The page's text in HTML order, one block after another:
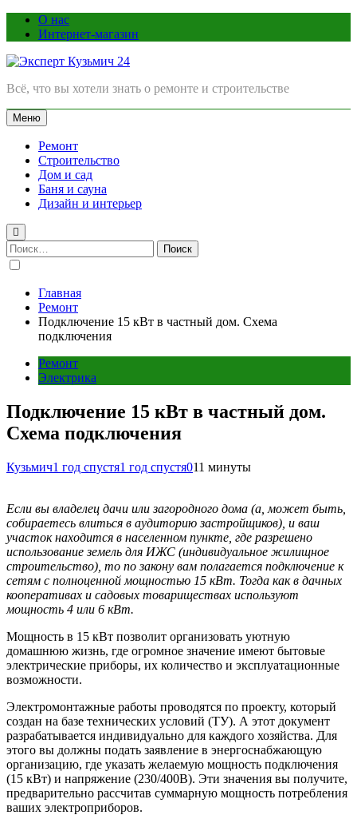
ПерейтиО нас
Интернет-магазин
Эксперт Кузьмич 24
Всё, что вы хотели знать о ремонте и строительстве
Меню
Ремонт
Строительство
Дом и сад
Баня и сауна
Дизайн и интерьер
Найти:
Главная
Ремонт
Подключение 15 кВт в частный дом. Схема
подключения
Ремонт
Электрика
Подключение 15 кВт в частный дом.
Схема подключения
Кузьмич1 год спустя1 год спустя011 минуты
Если вы владелец дачи или загородного дома (а, может быть,
собираетесь влиться в аудиторию застройщиков), и ваш
участок находится в населенном пункте, где разрешено
использование земель для ИЖС (индивидуальное жилищное
строительство), то по закону вам полагается подключение к
сетям с полноценной мощностью 15 кВт. Тогда как в дачных
кооперативах и садовых товариществах используют
мощность 4 или 6 кВт.
Мощность в 15 кВт позволит организовать уютную
домашнюю жизнь, где огромное значение имеют бытовые
электрические приборы, их количество и эксплуатационные
возможности.
Электромонтажные работы проводятся по проекту, который
создан на базе технических условий (ТУ). А этот документ
разрабатывается индивидуально для каждого хозяйства. Для
этого вы должны подать заявление в энергоснабжающую
организацию, где указать желаемую мощность подключения
(15 кВт) и напряжение (230/400В). Эти значения вы получите,
предварительно рассчитав суммарную мощность потребления
ваших электроприборов.